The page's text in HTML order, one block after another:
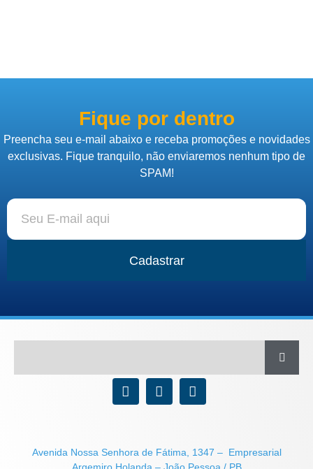
Fique por dentro
Preencha seu e-mail abaixo e receba promoções e novidades
exclusivas. Fique tranquilo, não enviaremos nenhum tipo de
SPAM!
Cadastrar
Avenida Nossa Senhora de Fátima, 1347 – Empresarial